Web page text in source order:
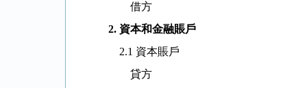
借方
2. 資本和金融賬戶
2.1 資本賬戶
貸方